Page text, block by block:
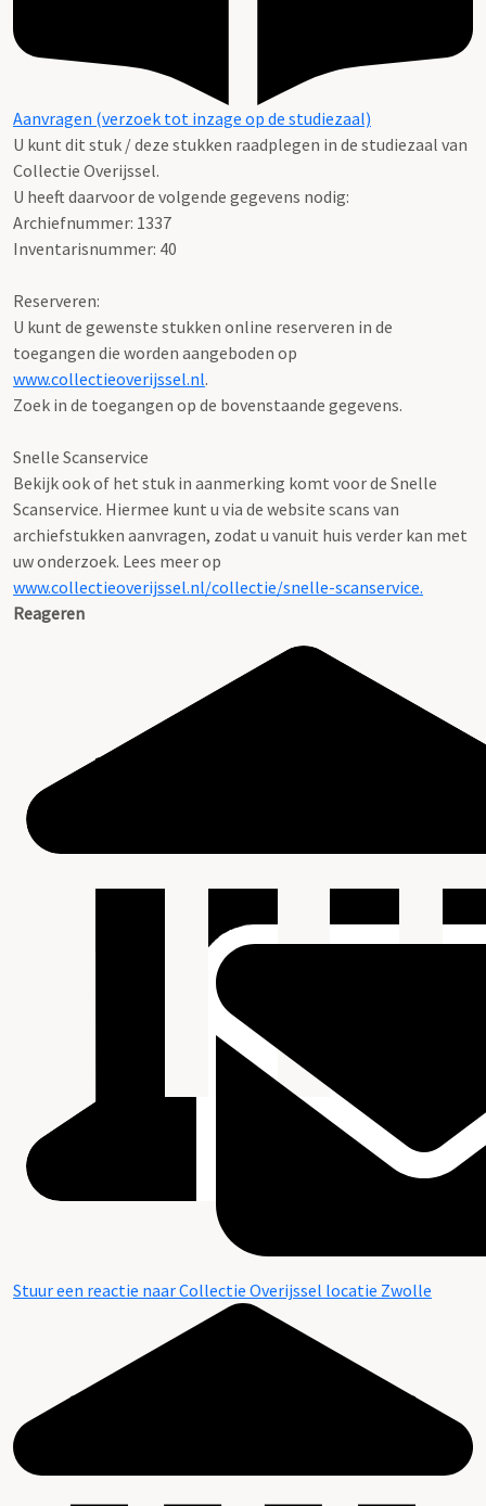
Aanvragen (verzoek tot inzage op de studiezaal)
U kunt dit stuk / deze stukken raadplegen in de studiezaal van
Collectie Overijssel.
U heeft daarvoor de volgende gegevens nodig:
Archiefnummer: 1337
Inventarisnummer: 40
Reserveren:
U kunt de gewenste stukken online reserveren in de
toegangen die worden aangeboden op
www.collectieoverijssel.nl.
Zoek in de toegangen op de bovenstaande gegevens.
Snelle Scanservice
Bekijk ook of het stuk in aanmerking komt voor de Snelle
Scanservice. Hiermee kunt u via de website scans van
archiefstukken aanvragen, zodat u vanuit huis verder kan met
uw onderzoek. Lees meer op
www.collectieoverijssel.nl/collectie/snelle-scanservice.
Reageren
Stuur een reactie naar Collectie Overijssel locatie Zwolle